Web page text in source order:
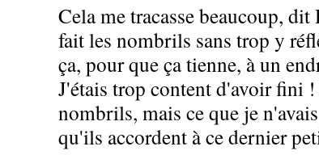
Cela me tracasse beaucoup,
fait les nombrils sans trop y
ça, pour que ça tienne, à un
J'étais trop content d'avoir fini
nombrils, mais ce que je
qu'ils accordent à ce dernier